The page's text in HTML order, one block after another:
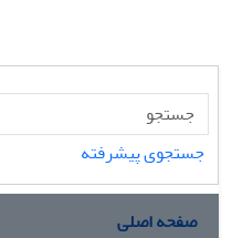
جستجوی پیشرفته
صفحه اصلی